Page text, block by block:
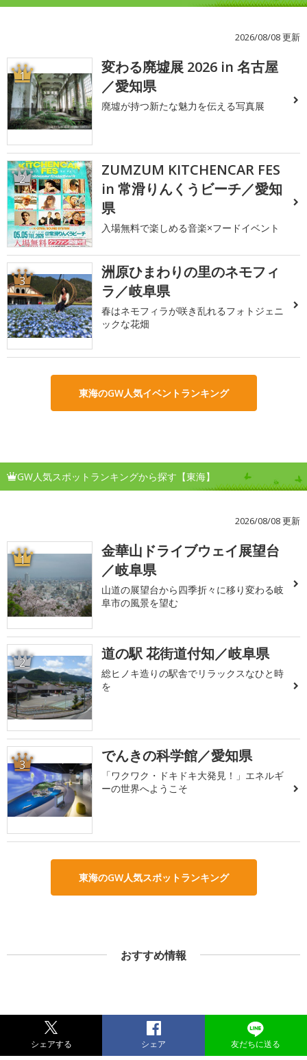
2026/08/08 更新
1
変わる廃墟展 2026 in 名古屋
／愛知県
廃墟が持つ新たな魅力を伝える写真展
2
ZUMZUM KITCHENCAR FES
in 常滑りんくうビーチ／愛知
県
入場無料で楽しめる音楽×フードイベント
3
洲原ひまわりの里のネモフィ
ラ／岐阜県
春はネモフィラが咲き乱れるフォトジェニ
ックな花畑
東海のGW人気イベントランキング
GW人気スポットランキングから探す【東海】
2026/08/08 更新
1
金華山ドライブウェイ展望台
／岐阜県
山道の展望台から四季折々に移り変わる岐
阜市の風景を望む
2 道の駅 花街道付知／岐阜県
総ヒノキ造りの駅舎でリラックスなひと時
を
3 でんきの科学館／愛知県
「ワクワク・ドキドキ大発見！」エネルギ
ーの世界へようこそ
東海のGW人気スポットランキング
おすすめ情報
シェアする シェア 友だちに送る